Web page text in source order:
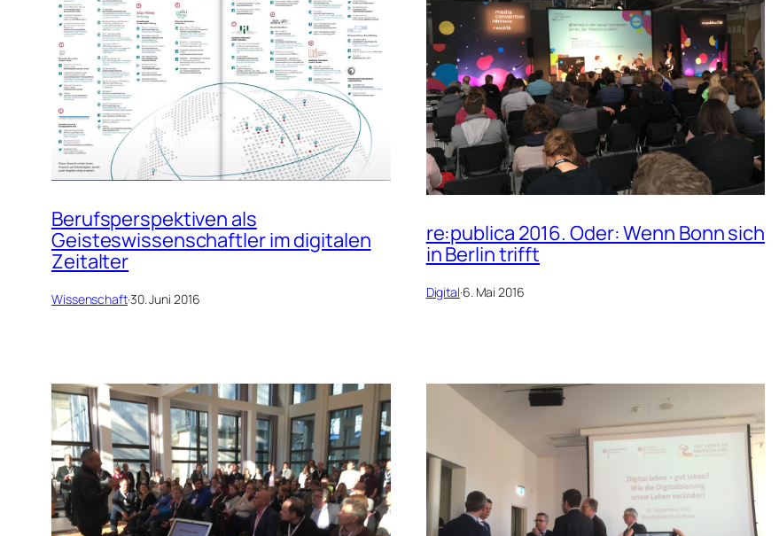
Berufsperspektiven als
Geisteswissenschaftler im digitalen
Zeitalter
Wissenschaft·30. Juni 2016
re:publica 2016. Oder: Wenn Bonn sich
in Berlin trifft
Digital·6. Mai 2016